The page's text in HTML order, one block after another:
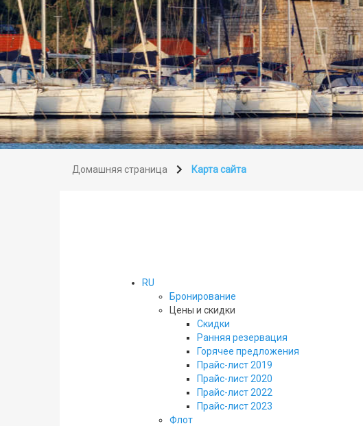
Домашняя страница Карта сайта
RU
Бронирование
Цены и скидки
Скидки
Pанняя резервация
Горячее предложения
Прайс-лист 2019
Прайс-лист 2020
Прайс-лист 2022
Прайс-лист 2023
Флот